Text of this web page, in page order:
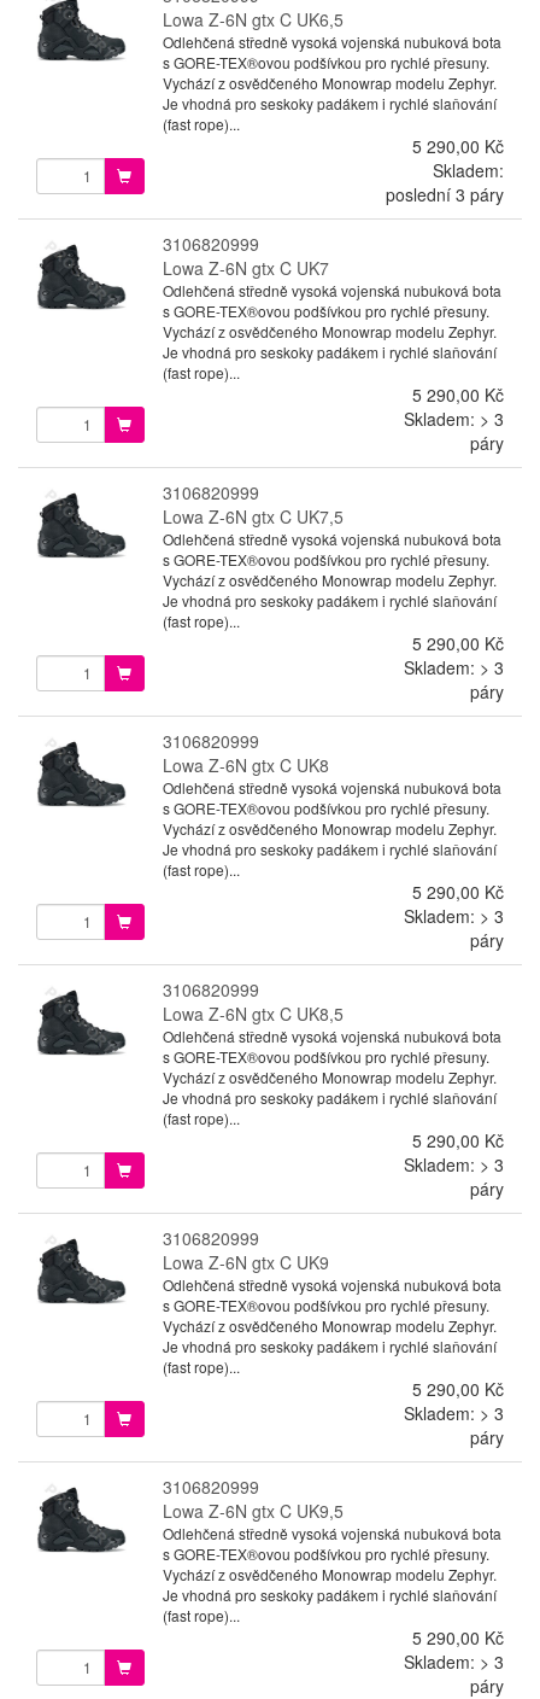
Lowa Z-6N gtx C UK6,5
Odlehčená středně vysoká vojenská nubuková bota
s GORE-TEX®ovou podšívkou pro rychlé přesuny.
Vychází z osvědčeného Monowrap modelu Zephyr.
Je vhodná pro seskoky padákem i rychlé slaňování
(fast rope)...
5 290,00 Kč
Skladem:
poslední 3 páry
3106820999
Lowa Z-6N gtx C UK7
Odlehčená středně vysoká vojenská nubuková bota
s GORE-TEX®ovou podšívkou pro rychlé přesuny.
Vychází z osvědčeného Monowrap modelu Zephyr.
Je vhodná pro seskoky padákem i rychlé slaňování
(fast rope)...
5 290,00 Kč
Skladem: > 3
páry
3106820999
Lowa Z-6N gtx C UK7,5
Odlehčená středně vysoká vojenská nubuková bota
s GORE-TEX®ovou podšívkou pro rychlé přesuny.
Vychází z osvědčeného Monowrap modelu Zephyr.
Je vhodná pro seskoky padákem i rychlé slaňování
(fast rope)...
5 290,00 Kč
Skladem: > 3
páry
3106820999
Lowa Z-6N gtx C UK8
Odlehčená středně vysoká vojenská nubuková bota
s GORE-TEX®ovou podšívkou pro rychlé přesuny.
Vychází z osvědčeného Monowrap modelu Zephyr.
Je vhodná pro seskoky padákem i rychlé slaňování
(fast rope)...
5 290,00 Kč
Skladem: > 3
páry
3106820999
Lowa Z-6N gtx C UK8,5
Odlehčená středně vysoká vojenská nubuková bota
s GORE-TEX®ovou podšívkou pro rychlé přesuny.
Vychází z osvědčeného Monowrap modelu Zephyr.
Je vhodná pro seskoky padákem i rychlé slaňování
(fast rope)...
5 290,00 Kč
Skladem: > 3
páry
3106820999
Lowa Z-6N gtx C UK9
Odlehčená středně vysoká vojenská nubuková bota
s GORE-TEX®ovou podšívkou pro rychlé přesuny.
Vychází z osvědčeného Monowrap modelu Zephyr.
Je vhodná pro seskoky padákem i rychlé slaňování
(fast rope)...
5 290,00 Kč
Skladem: > 3
páry
3106820999
Lowa Z-6N gtx C UK9,5
Odlehčená středně vysoká vojenská nubuková bota
s GORE-TEX®ovou podšívkou pro rychlé přesuny.
Vychází z osvědčeného Monowrap modelu Zephyr.
Je vhodná pro seskoky padákem i rychlé slaňování
(fast rope)...
5 290,00 Kč
Skladem: > 3
páry